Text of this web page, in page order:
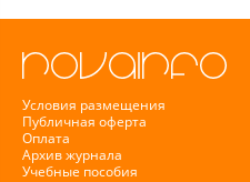
Условия размещения
Публичная оферта
Оплата
Архив журнала
Учебные пособия